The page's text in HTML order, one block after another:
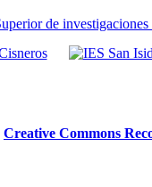
Creative Commons